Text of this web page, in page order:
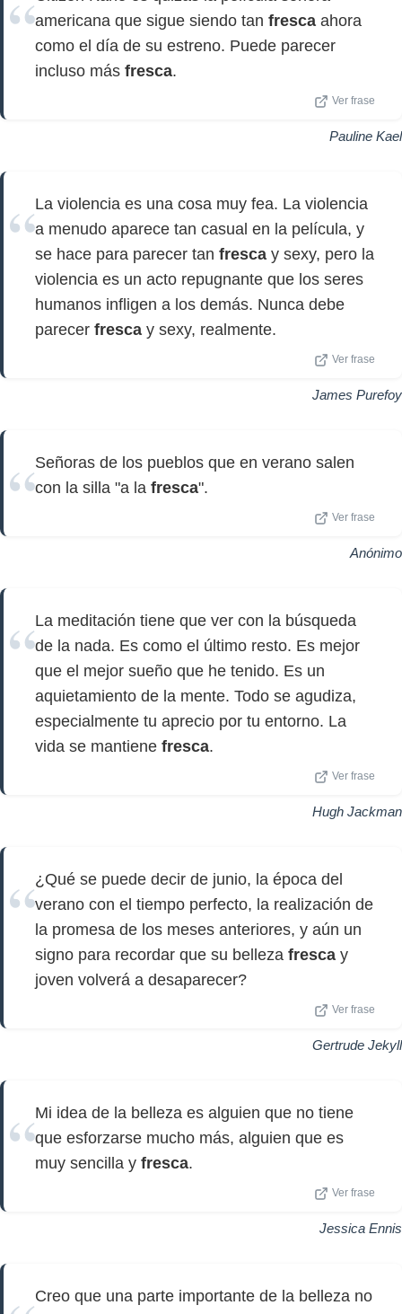
americana que sigue siendo tan fresca ahora
como el día de su estreno. Puede parecer
incluso más fresca.
Ver frase
Pauline Kael
La violencia es una cosa muy fea. La violencia
a menudo aparece tan casual en la película, y
se hace para parecer tan fresca y sexy, pero la
violencia es un acto repugnante que los seres
humanos infligen a los demás. Nunca debe
parecer fresca y sexy, realmente.
Ver frase
James Purefoy
Señoras de los pueblos que en verano salen
con la silla "a la fresca".
Ver frase
Anónimo
La meditación tiene que ver con la búsqueda
de la nada. Es como el último resto. Es mejor
que el mejor sueño que he tenido. Es un
aquietamiento de la mente. Todo se agudiza,
especialmente tu aprecio por tu entorno. La
vida se mantiene fresca.
Ver frase
Hugh Jackman
¿Qué se puede decir de junio, la época del
verano con el tiempo perfecto, la realización de
la promesa de los meses anteriores, y aún un
signo para recordar que su belleza fresca y
joven volverá a desaparecer?
Ver frase
Gertrude Jekyll
Mi idea de la belleza es alguien que no tiene
que esforzarse mucho más, alguien que es
muy sencilla y fresca.
Ver frase
Jessica Ennis
Creo que una parte importante de la belleza no